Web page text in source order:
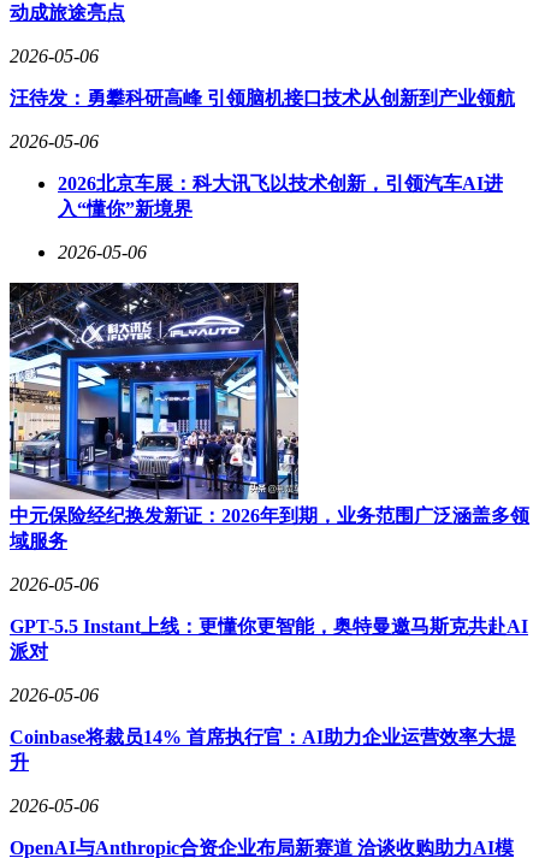
动成旅途亮点
2026-05-06
汪待发：勇攀科研高峰 引领脑机接口技术从创新到产业领航
2026-05-06
2026北京车展：科大讯飞以技术创新，引领汽车AI进
入“懂你”新境界
2026-05-06
中元保险经纪换发新证：2026年到期，业务范围广泛涵盖多领
域服务
2026-05-06
GPT-5.5 Instant上线：更懂你更智能，奥特曼邀马斯克共赴AI
派对
2026-05-06
Coinbase将裁员14% 首席执行官：AI助力企业运营效率大提
升
2026-05-06
OpenAI与Anthropic合资企业布局新赛道 洽谈收购助力AI模